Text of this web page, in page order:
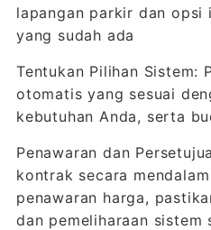
lapangan parkir dan opsi
yang sudah ada
Tentukan Pilihan Sistem:
otomatis yang sesuai
kebutuhan Anda, serta
Penawaran dan
kontrak secara
penawaran harga,
dan pemeliharaan sistem